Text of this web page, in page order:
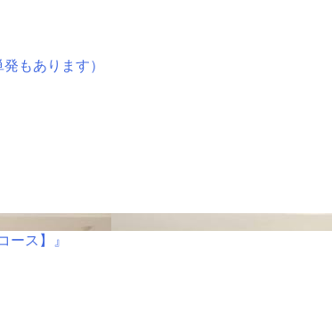
もあります）
ス】』